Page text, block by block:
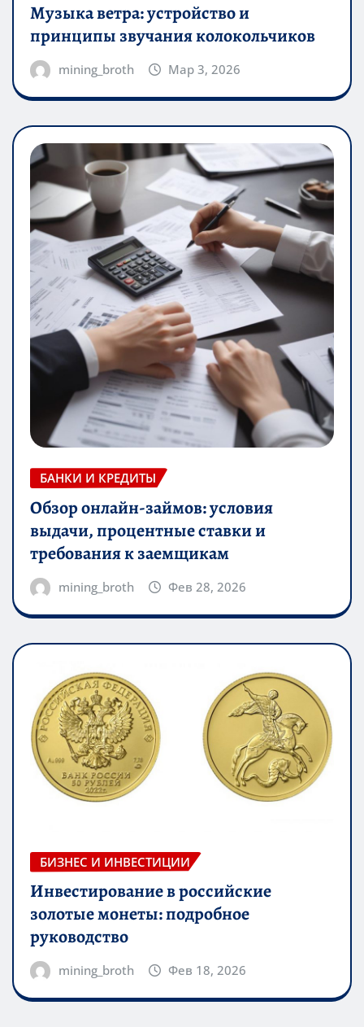
Музыка ветра: устройство и
принципы звучания колокольчиков
mining_broth Мар 3, 2026
БАНКИ И КРЕДИТЫ
Обзор онлайн-займов: условия
выдачи, процентные ставки и
требования к заемщикам
mining_broth Фев 28, 2026
БИЗНЕС И ИНВЕСТИЦИИ
Инвестирование в российские
золотые монеты: подробное
руководство
mining_broth Фев 18, 2026